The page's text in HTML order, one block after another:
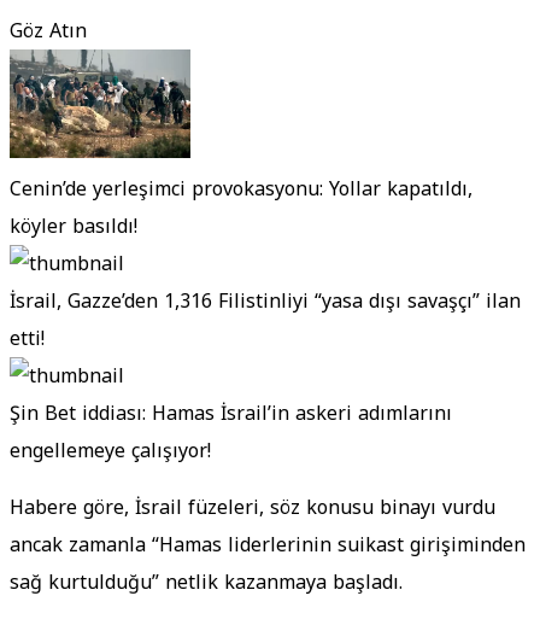
Göz Atın
Cenin’de yerleşimci provokasyonu: Yollar kapatıldı,
köyler basıldı!
İsrail, Gazze’den 1,316 Filistinliyi “yasa dışı savaşçı” ilan
etti!
Şin Bet iddiası: Hamas İsrail’in askeri adımlarını
engellemeye çalışıyor!
Habere göre, İsrail füzeleri, söz konusu binayı vurdu
ancak zamanla “Hamas liderlerinin suikast girişiminden
sağ kurtulduğu” netlik kazanmaya başladı.